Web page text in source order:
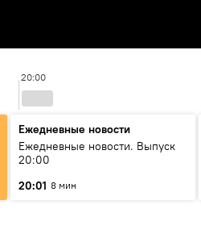
20:00
Ежедневные новости
Ежедневные новости. Выпуск
20:00
20:01 8 мин